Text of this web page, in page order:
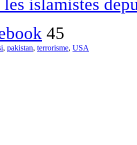
islamistes
45
, pakistan, terrorisme, USA